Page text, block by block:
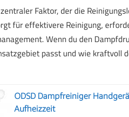
Faktor, der die
für effektivere Reinigung,
Wenn du den
passt und wie kraftvoll
ODSD Dampfreiniger
Aufheizzeit